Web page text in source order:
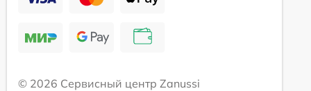
© 2026 Сервисный центр Zanussi